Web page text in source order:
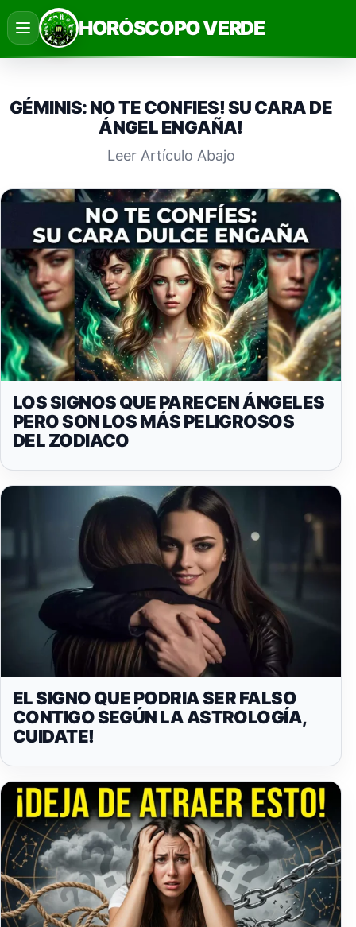
Saltar
al
contenido
HORÓSCOPO VERDE
GÉMINIS: NO TE CONFIES! SU CARA DE
ÁNGEL ENGAÑA!
Leer Artículo Abajo
LOS SIGNOS QUE PARECEN ÁNGELES
PERO SON LOS MÁS PELIGROSOS
DEL ZODIACO
EL SIGNO QUE PODRIA SER FALSO
CONTIGO SEGÚN LA ASTROLOGÍA,
CUIDATE!